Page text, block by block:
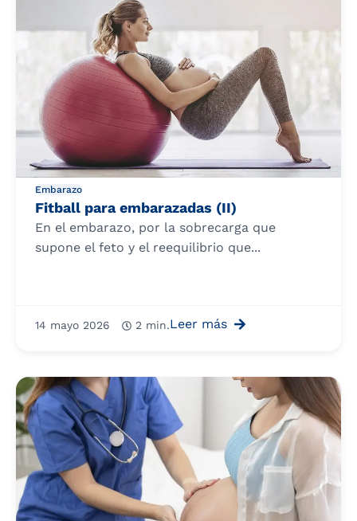
Embarazo
Fitball para embarazadas (II)
En el embarazo, por la sobrecarga que
supone el feto y el reequilibrio que...
14 mayo 2026 2 min.Leer más